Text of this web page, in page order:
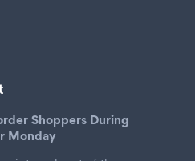
Shoppers During
Monday